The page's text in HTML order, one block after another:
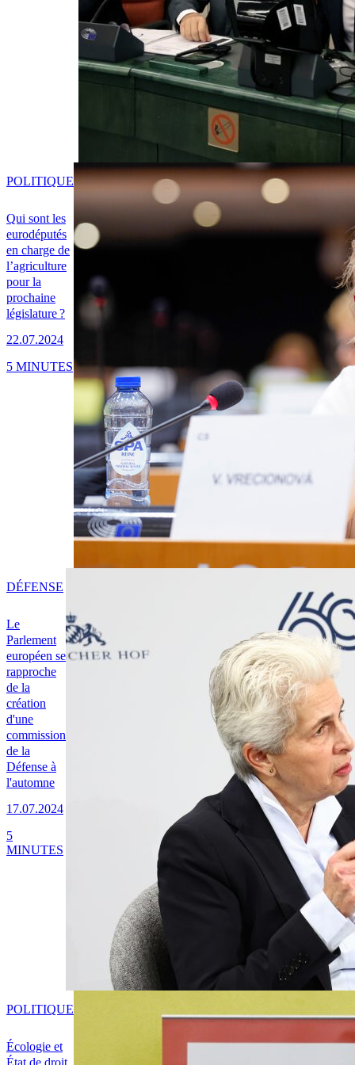
Qui sont les
eurodéputés
en charge de
l’agriculture
pour la
prochaine
législature ?
22.07.2024
POLITIQUE
5 MINUTES
Le
Parlement
européen se
rapproche
de la
création
d'une
commission
de la
Défense à
l'automne
17.07.2024
DÉFENSE
5
MINUTES
Écologie et
POLITIQUE